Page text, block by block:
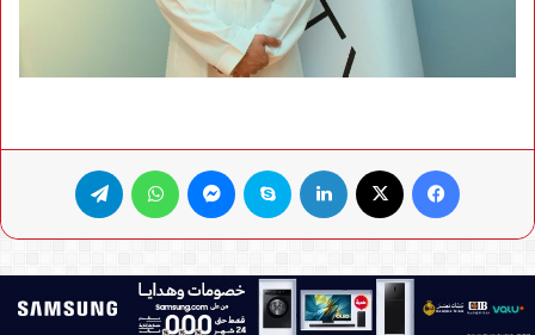
فيسبوك لينكدإن سكايب ماسنجر واتساب